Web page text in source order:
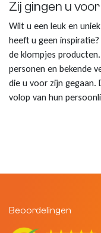
Zij gingen u voor
Wilt u een leuk en
heeft u geen
de klompjes
personen en bekende
die u voor zijn gegaan.
volop van hun
Beoordelingen